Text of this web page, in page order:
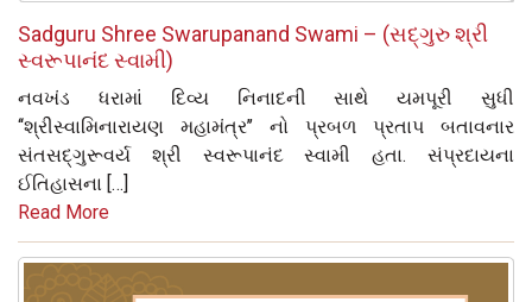
Sadguru Shree Swarupanand Swami – (સદ્‌ગુરુ શ્રી
સ્વરૂપાનંદ સ્વામી)
નવખંડ ધરામાં દિવ્ય નિનાદની સાથે યમપૂરી સુધી
‘‘શ્રીસ્વામિનારાયણ મહામંત્ર’’ નો પ્રબળ પ્રતાપ બતાવનાર
સંતસદ્‌ગુરૂવર્ય શ્રી સ્વરૂપાનંદ સ્વામી હતા. સંપ્રદાયના
ઈતિહાસના […]
Read More